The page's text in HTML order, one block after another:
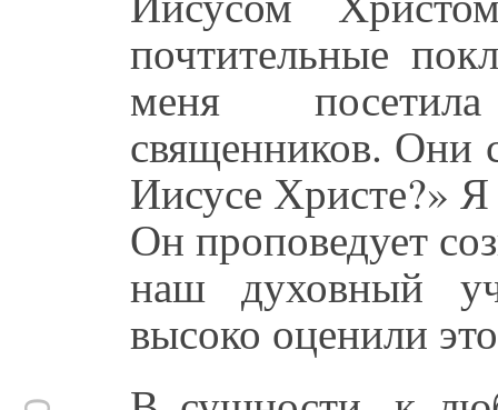
почтительные
меня
священников. Они
Иисусе Христе?»
Он проповедует
наш духовный
высоко оценили